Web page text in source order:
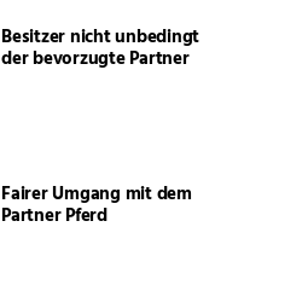
Besitzer nicht unbedingt
der bevorzugte Partner
Fairer Umgang mit dem
Partner Pferd